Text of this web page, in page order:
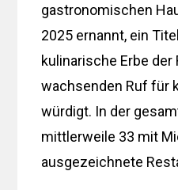
gastronomischen
2025 ernannt, ein
kulinarische Erbe der
wachsenden Ruf für
würdigt. In der
mittlerweile 33 mit
ausgezeichnete